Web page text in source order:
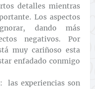
detalles mientras
Los aspectos
dando más
negativos. Por
muy cariñoso esta
enfadado conmigo
: las experiencias son